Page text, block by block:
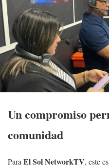
Un compromiso
comunidad
Para El Sol NetworkTV, este